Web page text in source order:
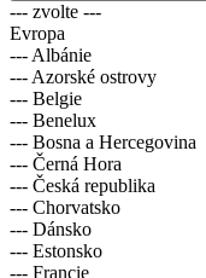
--- zvolte ---
Evropa
--- Albánie
--- Azorské ostrovy
--- Belgie
--- Benelux
--- Bosna a Hercegovina
--- Černá Hora
--- Česká republika
--- Chorvatsko
--- Dánsko
--- Estonsko
--- Francie